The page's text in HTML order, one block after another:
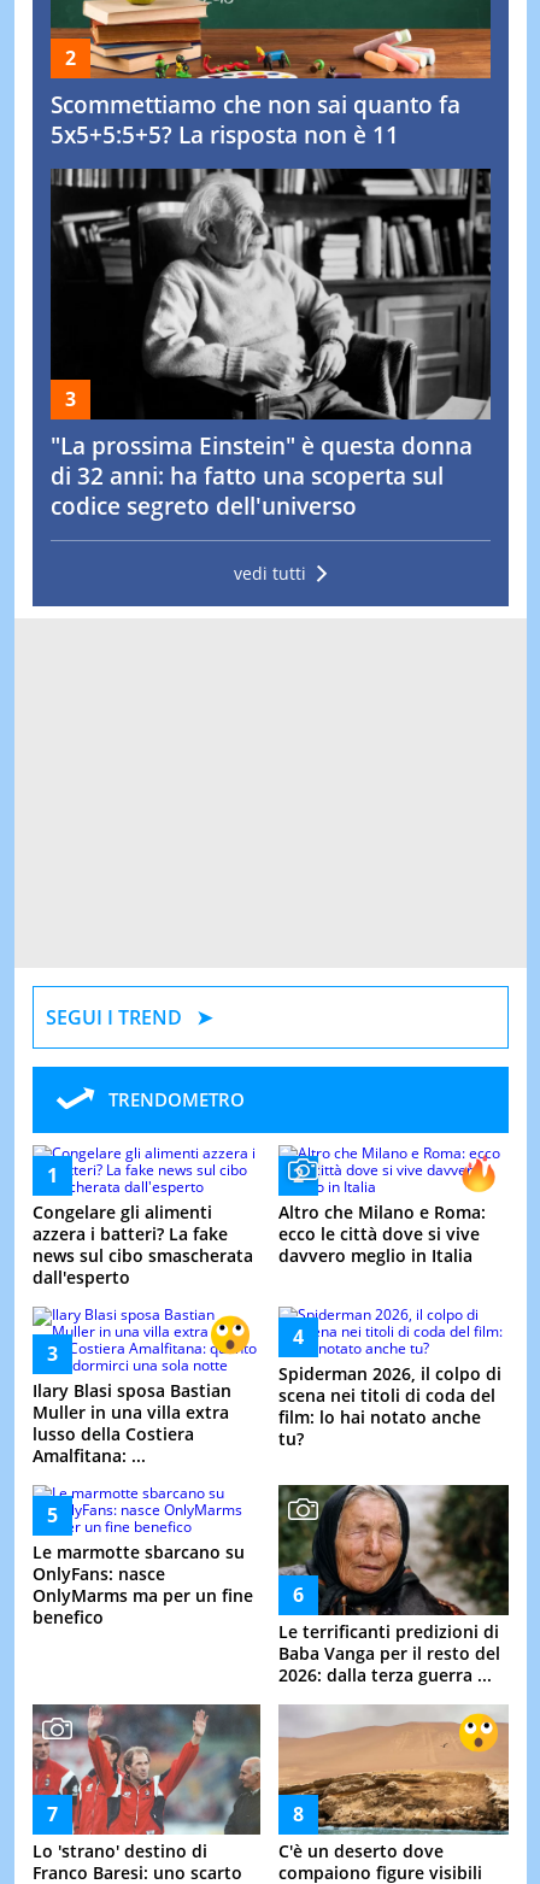
Scommettiamo che non sai quanto fa
5x5+5:5+5? La risposta non è 11
"La prossima Einstein" è questa donna
di 32 anni: ha fatto una scoperta sul
codice segreto dell'universo
vedi tutti
SEGUI I TREND
TRENDOMETRO
Congelare gli alimenti
azzera i batteri? La fake
news sul cibo smascherata
dall'esperto
Altro che Milano e Roma:
ecco le città dove si vive
davvero meglio in Italia
Ilary Blasi sposa Bastian
Muller in una villa extra
lusso della Costiera
Amalfitana: ...
Spiderman 2026, il colpo di
scena nei titoli di coda del
film: lo hai notato anche
tu?
Le marmotte sbarcano su
OnlyFans: nasce
OnlyMarms ma per un fine
benefico
Le terrificanti predizioni di
Baba Vanga per il resto del
2026: dalla terza guerra ...
Lo 'strano' destino di
Franco Baresi: uno scarto
C'è un deserto dove
compaiono figure visibili